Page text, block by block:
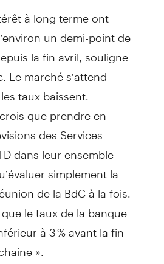
à long terme ont
un demi-point de
la fin avril, souligne
Le marché s’attend
taux baissent.
que prendre en
des Services
dans leur ensemble
simplement la
de la BdC à la fois.
le taux de la banque
à 3 % avant la fin
».